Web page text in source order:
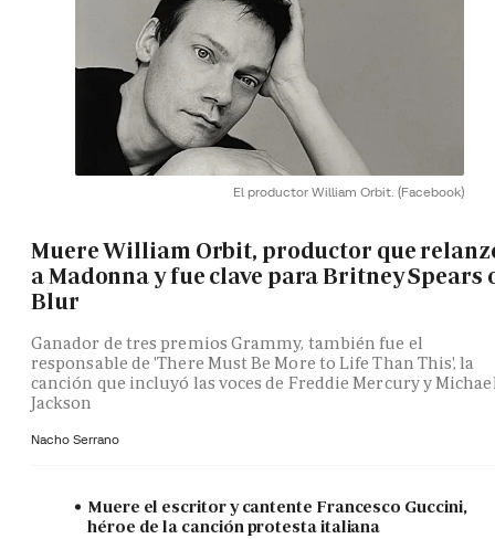
El productor William Orbit. (Facebook)
Muere William Orbit, productor que
a Madonna y fue clave para Britney Spears
Blur
Ganador de tres premios Grammy, también fue el
responsable de 'There Must Be More to Life Than This', la
canción que incluyó las voces de Freddie Mercury y
Jackson
Nacho Serrano
Muere el escritor y cantente Francesco Guccini,
héroe de la canción protesta italiana